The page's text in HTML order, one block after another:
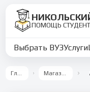
ПОМОЩЬ
Выбрать ВУЗУслуги
Главная Магазин работ